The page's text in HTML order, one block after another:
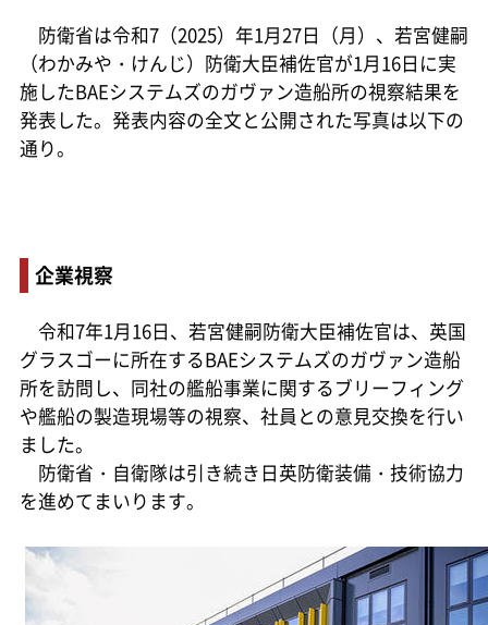
防衛省は令和7（2025）年1月27日（月）、若宮健嗣
（わかみや・けんじ）防衛大臣補佐官が1月16日に実
施したBAEシステムズのガヴァン造船所の視察結果を
発表した。発表内容の全文と公開された写真は以下の
通り。
企業視察
令和7年1月16日、若宮健嗣防衛大臣補佐官は、英国
グラスゴーに所在するBAEシステムズのガヴァン造船
所を訪問し、同社の艦船事業に関するブリーフィング
や艦船の製造現場等の視察、社員との意見交換を行い
ました。
防衛省・自衛隊は引き続き日英防衛装備・技術協力
を進めてまいります。